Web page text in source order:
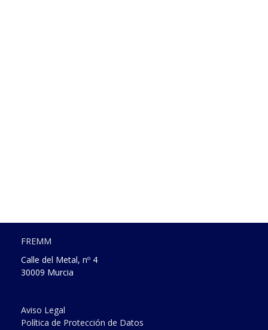
FREMM
Calle del Metal, nº 4
30009 Murcia
Aviso Legal
Política de Protección de Datos